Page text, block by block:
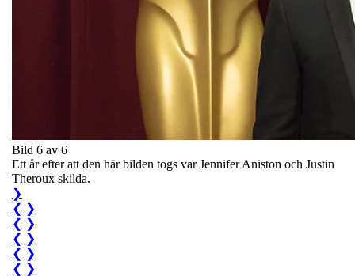
Bild 6 av 6
Ett år efter att den här bilden togs var Jennifer Aniston och Justin
Theroux skilda.
❯
❮ ❯
❮ ❯
❮ ❯
❮ ❯
❮ ❯